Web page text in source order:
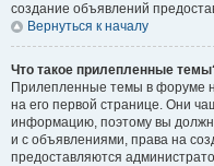
создание объявлений
Вернуться к началу
Что такое прилепленные
Прилепленные темы в форуме
на его первой странице. Они
информацию, поэтому вы
и с объявлениями, права на
предоставляются